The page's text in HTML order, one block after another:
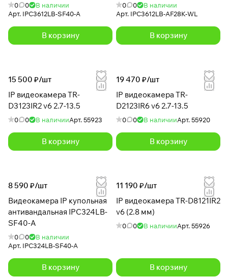
0 0
В наличии
Арт. IPC3612LB-SF40-A
В корзину
0 0
В наличии
Арт. IPC3612LB-AF28K-WL
В корзину
15 500 ₽/шт
IP видеокамера TR-
D3123IR2 v6 2.7-13.5
0 0 В наличииАрт.55923
В корзину
19 470 ₽/шт
IP видеокамера TR-
D2123IR6 v6 2.7-13.5
0 0 В наличииАрт.55920
В корзину
8 590 ₽/шт
Видеокамера IP купольная
антивандальная IPC324LB-
SF40-A
0 0
В наличии
Арт. IPC324LB-SF40-A
В корзину
11 190 ₽/шт
IP видеокамера TR-D8121IR2
v6 (2.8 мм)
0 0 В наличииАрт.55926
В корзину